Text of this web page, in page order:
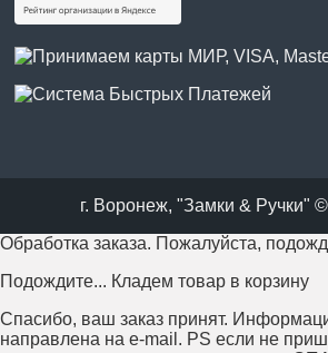
г. Воронеж, "Замки & Ручки"
Обработка заказа. Пожалуйста,
Подождите... Кладем товар в корзину
Спасибо, ваш заказ принят.
направлена на e-mail. PS если не